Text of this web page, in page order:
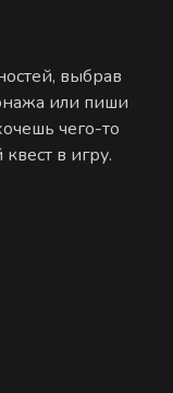
выбрав
или пиши
чего-то
в игру.